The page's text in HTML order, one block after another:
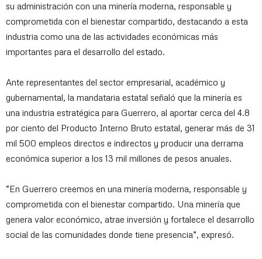
su administración con una minería moderna, responsable y
comprometida con el bienestar compartido, destacando a esta
industria como una de las actividades económicas más
importantes para el desarrollo del estado.
Ante representantes del sector empresarial, académico y
gubernamental, la mandataria estatal señaló que la minería es
una industria estratégica para Guerrero, al aportar cerca del 4.8
por ciento del Producto Interno Bruto estatal, generar más de 31
mil 500 empleos directos e indirectos y producir una derrama
económica superior a los 13 mil millones de pesos anuales.
“En Guerrero creemos en una minería moderna, responsable y
comprometida con el bienestar compartido. Una minería que
genera valor económico, atrae inversión y fortalece el desarrollo
social de las comunidades donde tiene presencia”, expresó.